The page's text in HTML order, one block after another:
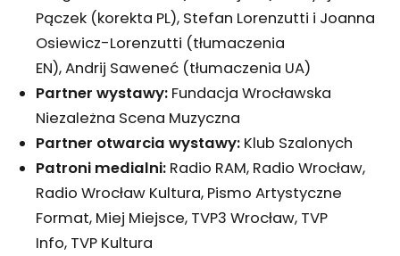
Pączek (korekta PL), Stefan Lorenzutti i Joanna
Osiewicz-Lorenzutti (tłumaczenia
EN), Andrij Saweneć (tłumaczenia UA)
Partner wystawy: Fundacja Wrocławska
Niezależna Scena Muzyczna
Partner otwarcia wystawy: Klub Szalonych
Patroni medialni: Radio RAM, Radio Wrocław,
Radio Wrocław Kultura, Pismo Artystyczne
Format, Miej Miejsce, TVP3 Wrocław, TVP
Info, TVP Kultura